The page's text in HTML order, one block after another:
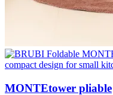
MONTEtower pliable